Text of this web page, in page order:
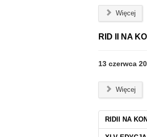
Więcej
RID II NA
13 czerwca
Więcej
RIDII NA